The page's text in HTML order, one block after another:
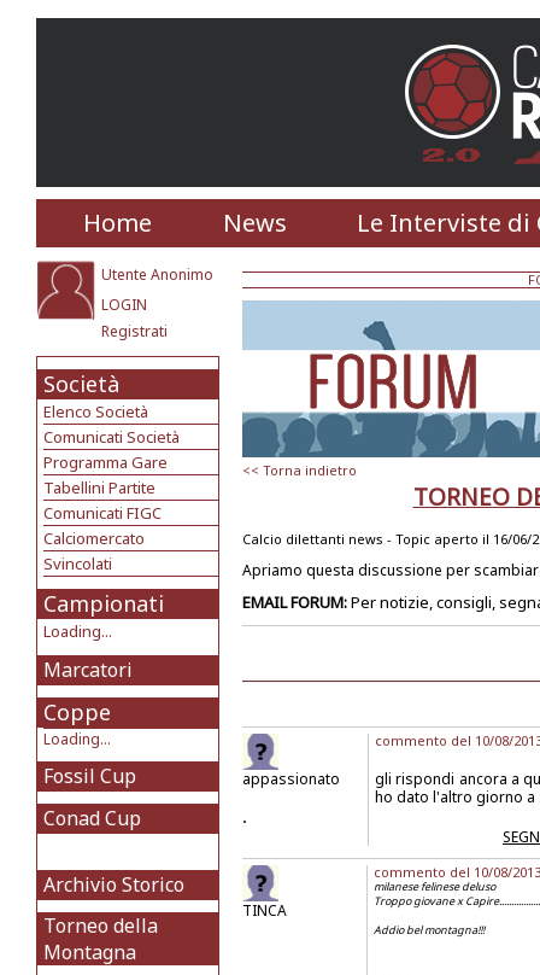
Home News Le Interviste di
Utente Anonimo
LOGIN
Registrati
Società
Elenco Società
Comunicati Società
Programma Gare
Tabellini Partite
Comunicati FIGC
Calciomercato
Svincolati
Campionati
Loading...
Marcatori
Coppe
Loading...
Fossil Cup
Conad Cup
Archivio Storico
Torneo della
Montagna
<< Torna indietro
TORNEO
Calcio dilettanti news - Topic aperto il 16/06/
Apriamo questa discussione per
EMAIL FORUM:Per notizie, consigli,
appassionato
commento del 10/08/
gli rispondi ancora a
ho dato l'altro giorno a
.
TINCA
commento del 10/08/
milanese felinese deluso
Troppo giovane x
Addio bel montagna!!!